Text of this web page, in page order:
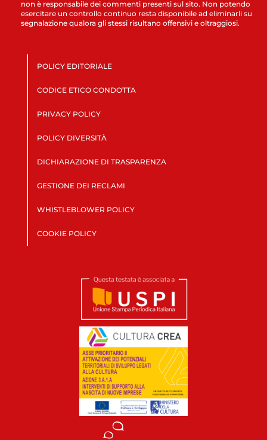
non è responsabile dei commenti presenti sul sito. Non potendo
esercitare un controllo continuo resta disponibile ad eliminarli su
segnalazione qualora gli stessi risultano offensivi e oltraggiosi.
POLICY EDITORIALE
CODICE ETICO CONDOTTA
PRIVACY POLICY
POLICY DIVERSITÀ
DICHIARAZIONE DI TRASPARENZA
GESTIONE DEI RECLAMI
WHISTLEBLOWER POLICY
COOKIE POLICY